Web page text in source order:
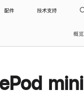
配件 技术支持
概览
mini